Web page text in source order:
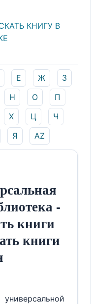
КНИГУ В
Е Ж
З
Н О
П
Х Ц
Ч
Я AZ
-
книги
книги